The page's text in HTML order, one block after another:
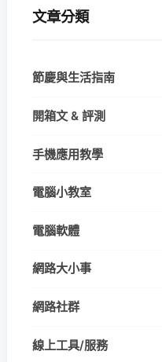
文章分類
節慶與生活指南
開箱文 & 評測
手機應用教學
電腦小教室
電腦軟體
網路大小事
網路社群
線上工具/服務